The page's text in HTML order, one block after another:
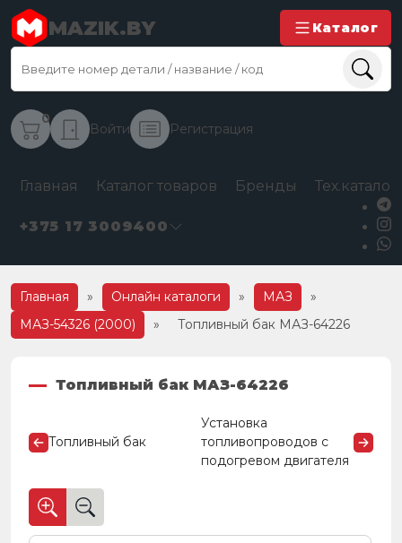
MAZIK.BY Каталог
0
Войти Регистрация
Главная Каталог товаров Бренды
+375 17 3009400
Главная » Онлайн каталоги » МАЗ
»
МАЗ-54326 (2000)
» Топливный бак МАЗ-64226
Топливный бак МАЗ-64226
Топливный бак
Установка
топливопроводов с
подогревом двигателя